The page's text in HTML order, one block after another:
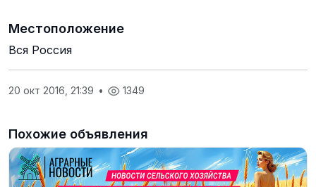
Местоположение
Вся Россия
20 окт 2016, 21:39 • 1349
Похожие объявления